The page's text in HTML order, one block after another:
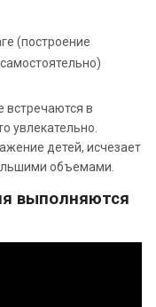
(построение
встречаются в
увлекательно.
детей, исчезает
объемами.
выполняются